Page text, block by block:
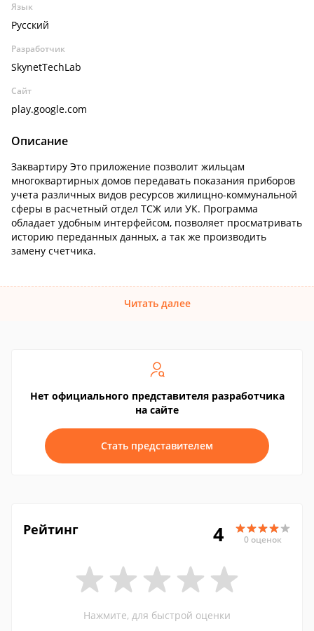
Язык
Русский
Разработчик
SkynetTechLab
Сайт
play.google.com
Описание
Заквартиру Это приложение позволит жильцам
многоквартирных домов передавать показания приборов
учета различных видов ресурсов жилищно-коммунальной
сферы в расчетный отдел ТСЖ или УК. Программа
обладает удобным интерфейсом, позволяет просматривать
историю переданных данных, а так же производить
замену счетчика.
Читать далее
Нет официального представителя разработчика
на сайте
Стать представителем
Рейтинг 4 0 оценок
Нажмите, для быстрой оценки